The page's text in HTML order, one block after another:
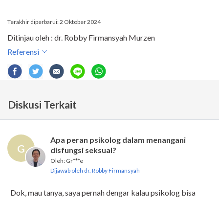
Terakhir diperbarui: 2 Oktober 2024